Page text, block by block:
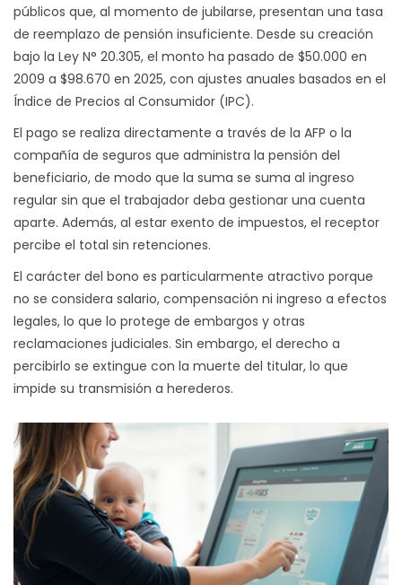
públicos que, al momento de jubilarse, presentan una tasa
de reemplazo de pensión insuficiente. Desde su creación
bajo la Ley N° 20.305, el monto ha pasado de $50.000 en
2009 a $98.670 en 2025, con ajustes anuales basados en el
Índice de Precios al Consumidor (IPC).
El pago se realiza directamente a través de la AFP o la
compañía de seguros que administra la pensión del
beneficiario, de modo que la suma se suma al ingreso
regular sin que el trabajador deba gestionar una cuenta
aparte. Además, al estar exento de impuestos, el receptor
percibe el total sin retenciones.
El carácter del bono es particularmente atractivo porque
no se considera salario, compensación ni ingreso a efectos
legales, lo que lo protege de embargos y otras
reclamaciones judiciales. Sin embargo, el derecho a
percibirlo se extingue con la muerte del titular, lo que
impide su transmisión a herederos.